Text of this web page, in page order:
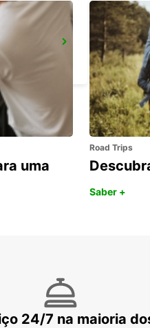
uma
Road Trips
Saber +
24/7 na maioria